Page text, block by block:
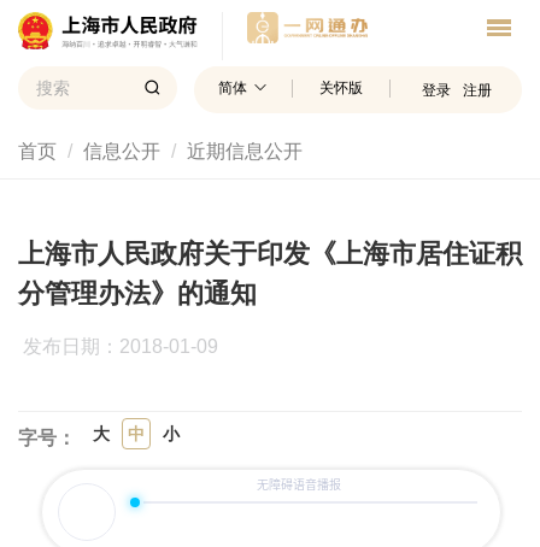
简体 关怀版 登录 注册
首页 信息公开 近期信息公开
上海市人民政府关于印发《上海市居住证积
分管理办法》的通知
发布日期：2018-01-09
字号： 大 中 小